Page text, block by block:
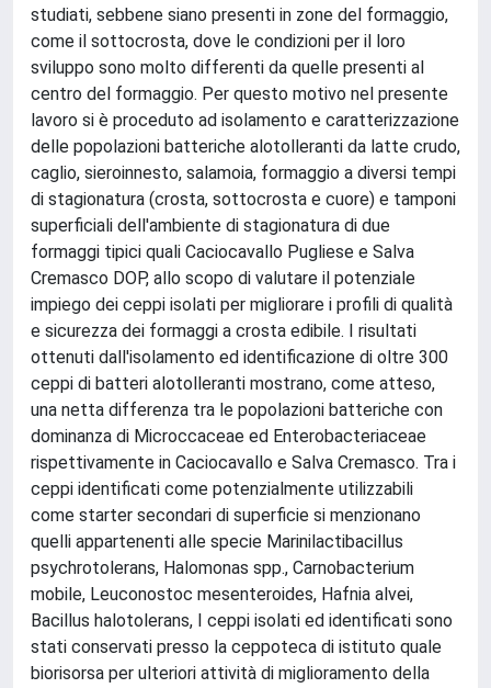
studiati, sebbene siano presenti in zone del formaggio,
come il sottocrosta, dove le condizioni per il loro
sviluppo sono molto differenti da quelle presenti al
centro del formaggio. Per questo motivo nel presente
lavoro si è proceduto ad isolamento e caratterizzazione
delle popolazioni batteriche alotolleranti da latte crudo,
caglio, sieroinnesto, salamoia, formaggio a diversi tempi
di stagionatura (crosta, sottocrosta e cuore) e tamponi
superficiali dell'ambiente di stagionatura di due
formaggi tipici quali Caciocavallo Pugliese e Salva
Cremasco DOP, allo scopo di valutare il potenziale
impiego dei ceppi isolati per migliorare i profili di qualità
e sicurezza dei formaggi a crosta edibile. I risultati
ottenuti dall'isolamento ed identificazione di oltre 300
ceppi di batteri alotolleranti mostrano, come atteso,
una netta differenza tra le popolazioni batteriche con
dominanza di Microccaceae ed Enterobacteriaceae
rispettivamente in Caciocavallo e Salva Cremasco. Tra i
ceppi identificati come potenzialmente utilizzabili
come starter secondari di superficie si menzionano
quelli appartenenti alle specie Marinilactibacillus
psychrotolerans, Halomonas spp., Carnobacterium
mobile, Leuconostoc mesenteroides, Hafnia alvei,
Bacillus halotolerans, I ceppi isolati ed identificati sono
stati conservati presso la ceppoteca di istituto quale
biorisorsa per ulteriori attività di miglioramento della